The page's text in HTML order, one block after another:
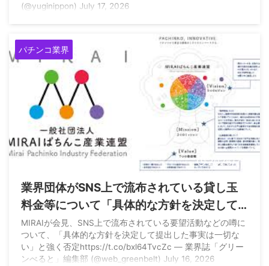
(@yuginippon) July 17, 2026
パチンコ業界
2026/7/17
業界団体がSNS上で流布されている貸し玉
料金等について「具体的な方針を決定して
提出した事実は一切ない」と強く否定
MIRAIが会見、SNS上で流布されている要望活動などの噂に
ついて、「具体的な方針を決定して提出した事実は一切な
い」と強く否定https://t.co/bxl64TvcZc — 業界誌「グリー
ンべると」編集部 (@web_greenbelt) July 16, 2026